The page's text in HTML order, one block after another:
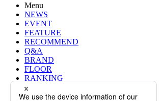
Menu
NEWS
EVENT
FEATURE
RECOMMEND
Q&A
BRAND
FLOOR
RANKING
ONLINE STORE
SERVICE